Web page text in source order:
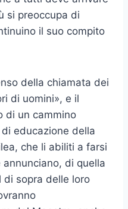
si preoccupa di
il suo compito
della chiamata dei
di uomini», e il
di un cammino
educazione della
che li abiliti a farsi
di quella
di sopra delle loro